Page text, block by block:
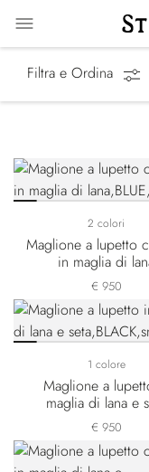
Filtra e Ordina
2 colori
Maglione a lupetto
in maglia di
€ 950
1 colore
Maglione a
maglia di lana e
€ 950